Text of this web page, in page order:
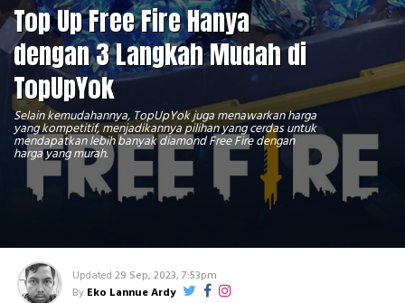
Top Up Free Fire Hanya
dengan 3 Langkah Mudah di
TopUpYok
Selain kemudahannya, TopUpYok juga menawarkan harga
yang kompetitif, menjadikannya pilihan yang cerdas untuk
mendapatkan lebih banyak diamond Free Fire dengan
harga yang murah.
Updated 29 Sep, 2023, 7:53pm
By Eko Lannue Ardy